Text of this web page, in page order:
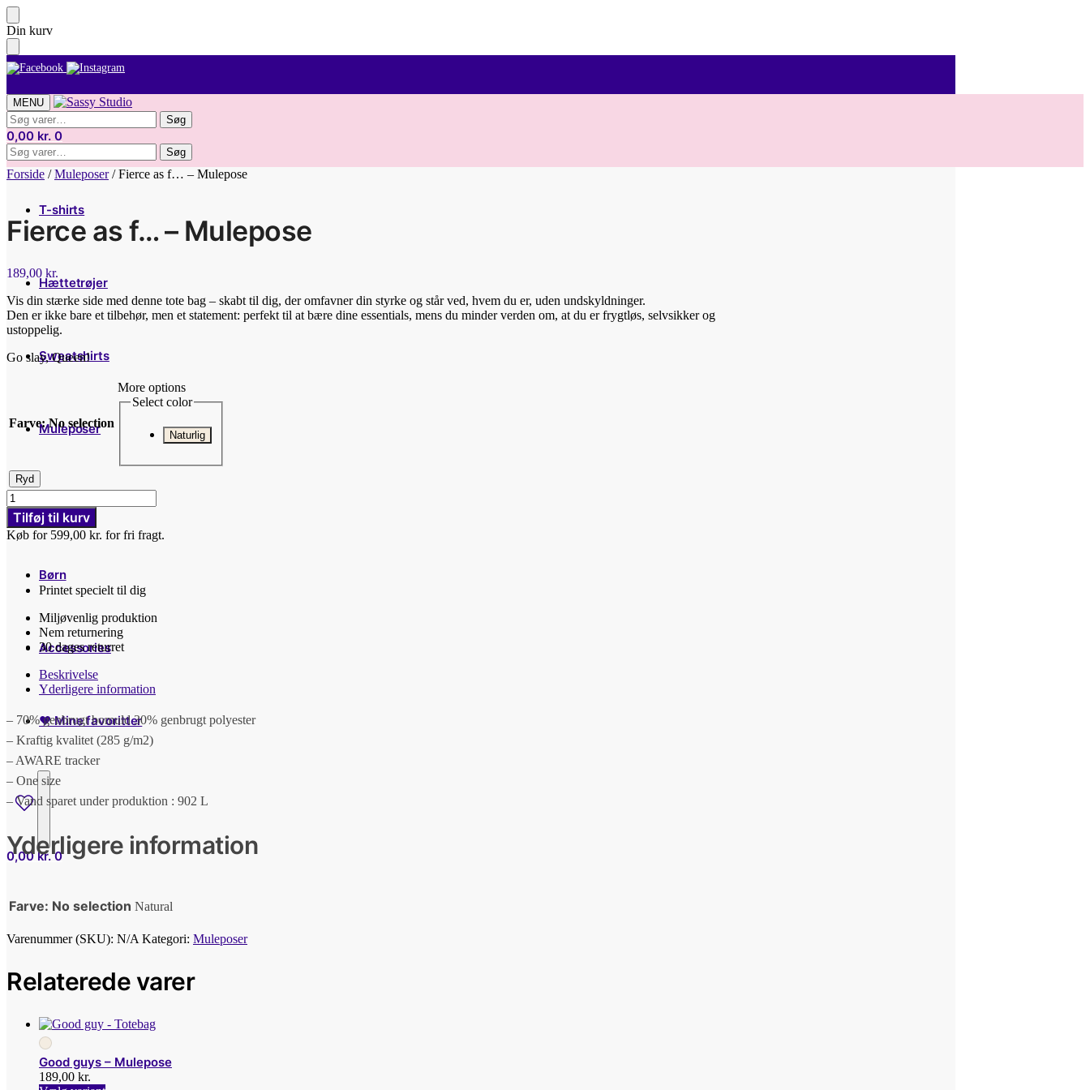
Skip
to
navigation
Skip
to
content
Din kurv
MENU
Søg
efter:
Søg
0,00 kr. 0
Søg
efter:
Søg
T-shirts
Hættetrøjer
Sweatshirts
Muleposer
Børn
Accessories
♥ Mine favoritter
0,00kr. 0
Forside /Muleposer/Fierce as f… – Mulepose
Fierce as f… – Mulepose
189,00 kr.
Vis din stærke side med denne tote bag – skabt til dig, der omfavner din styrke og står ved, hvem du er, uden undskyldninger.
Den er ikke bare et tilbehør, men et statement: perfekt til at bære dine essentials, mens du minder verden om, at du er frygtløs, selvsikker og
ustoppelig.
Go slay, Queen!
Farve: No selection
More options
Select color
Naturlig
Ryd
Fierce
as
f...
-
Tilføj til kurv
Køb for 599,00 kr. for fri fragt.
Printet specielt til dig
Miljøvenlig produktion
Nem returnering
30 dages returret
Beskrivelse
Yderligere information
– 70% genbrugt bomuld 30% genbrugt polyester
– Kraftig kvalitet (285 g/m2)
– AWARE tracker
– One size
– Vand sparet under produktion : 902 L
Yderligere information
Farve: No selection Natural
Varenummer (SKU): N/A Kategori: Muleposer
Relaterede varer
Good guys – Mulepose
189,00 kr.